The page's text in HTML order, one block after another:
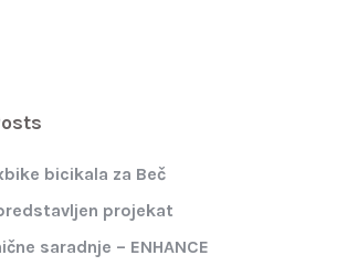
bicikala za Beč
projekat
saradnje – ENHANCE